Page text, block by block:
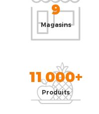
9
Magasins
11 000+
Produits